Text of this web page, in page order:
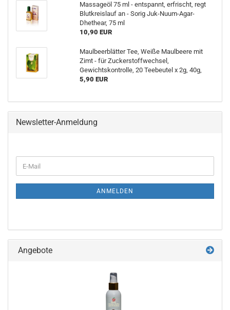
Massageöl 75 ml - entspannt, erfrischt, regt
Blutkreislauf an - Sorig Juk-Nuum-Agar-
Dhethear, 75 ml
10,90 EUR
Maulbeerblätter Tee, Weiße Maulbeere mit
Zimt - für Zuckerstoffwechsel,
Gewichtskontrolle, 20 Teebeutel x 2g, 40g,
5,90 EUR
Newsletter-Anmeldung
E-
Mail
ANMELDEN
Angebote